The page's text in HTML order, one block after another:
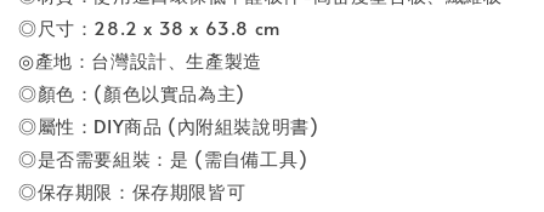
◎尺寸：28.2 x 38 x 63.8 cm
◎產地：台灣設計、生產製造
◎顏色：(顏色以實品為主)
◎屬性：DIY商品 (內附組裝說明書)
◎是否需要組裝：是 (需自備工具)
◎保存期限：保存期限皆可